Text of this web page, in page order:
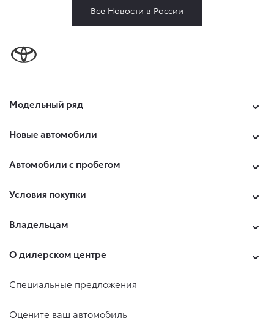
Все Новости в России
Модельный ряд
Новые автомобили
Автомобили с пробегом
Условия покупки
Владельцам
О дилерском центре
Специальные предложения
Оцените ваш автомобиль